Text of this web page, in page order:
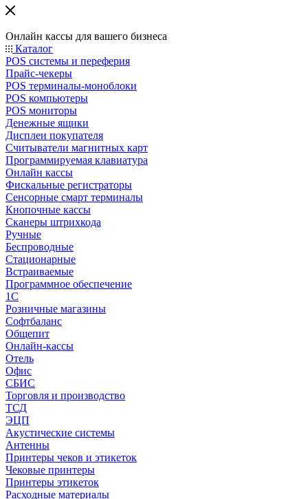
Онлайн кассы для вашего бизнеса
Каталог
POS системы и переферия
Прайс-чекеры
POS терминалы-моноблоки
POS компьютеры
POS мониторы
Денежные ящики
Дисплеи покупателя
Считыватели магнитных карт
Программируемая клавиатура
Онлайн кассы
Фискальные регистраторы
Сенсорные смарт терминалы
Кнопочные кассы
Сканеры штрихкода
Ручные
Беспроводные
Стационарные
Встраиваемые
Программное обеспечение
1С
Розничные магазины
Софтбаланс
Общепит
Онлайн-кассы
Отель
Офис
СБИС
Торговля и производство
ТСД
ЭЦП
Акустические системы
Антенны
Принтеры чеков и этикеток
Чековые принтеры
Принтеры этикеток
Расходные материалы